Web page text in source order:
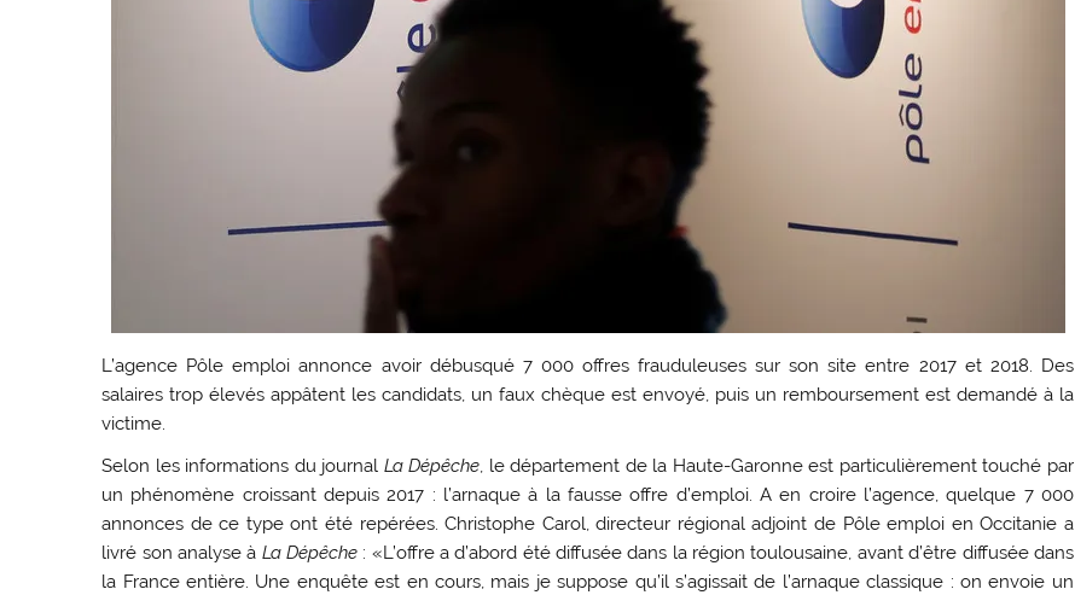
L’agence Pôle emploi annonce avoir débusqué 7 000 offres frauduleuses sur son site entre 2017 et 2018. Des
salaires trop élevés appâtent les candidats, un faux chèque est envoyé, puis un remboursement est demandé à la
victime.
Selon les informations du journal La Dépêche, le département de la Haute-Garonne est particulièrement touché par
un phénomène croissant depuis 2017 : l’arnaque à la fausse offre d’emploi. A en croire l’agence, quelque 7 000
annonces de ce type ont été repérées. Christophe Carol, directeur régional adjoint de Pôle emploi en Occitanie a
livré son analyse à La Dépêche: «L’offre a d’abord été diffusée dans la région toulousaine, avant d’être diffusée dans
la France entière. Une enquête est en cours, mais je suppose qu’il s’agissait de l’arnaque classique : on envoie un